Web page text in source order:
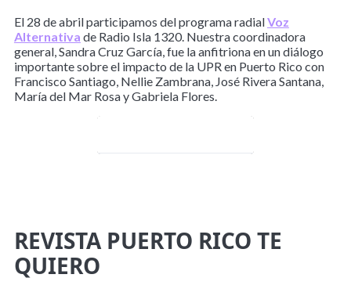
El 28 de abril participamos del programa radialVoz
Alternativa de Radio Isla 1320. Nuestra coordinadora
general, Sandra Cruz García, fue la anfitriona en un diálogo
importante sobre el impacto de la UPR en Puerto Rico con
Francisco Santiago, Nellie Zambrana, José Rivera Santana,
María del Mar Rosa y Gabriela Flores.
REVISTA PUERTO RICO TE
QUIERO